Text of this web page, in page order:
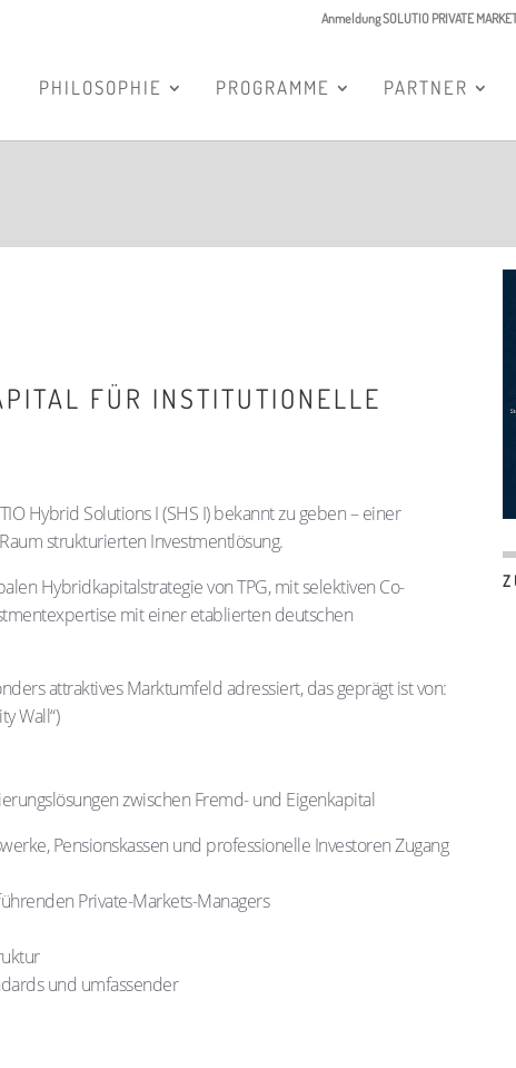
Anmeldung SOLUTIO PRIVATE
PHILOSOPHIE PROGRAMME PARTNER
FÜR INSTITUTIONELLE
Hybrid Solutions I (SHS I) bekannt zu geben – einer
strukturierten Investmentlösung.
Hybridkapitalstrategie von TPG, mit selektiven Co-
mit einer etablierten deutschen
attraktives Marktumfeld adressiert, das geprägt ist von:
Wall“)
zwischen Fremd- und Eigenkapital
Pensionskassen und professionelle Investoren Zugang
Private-Markets-Managers
und umfassender